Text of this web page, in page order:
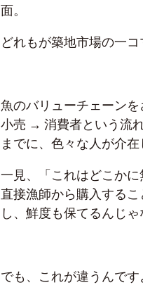
面。
どれもが築地市場の一コ
魚のバリューチェーン
小売 → 消費者という流
までに、色々な人が介在
一見、「これはどこかに
直接漁師から購入するこ
し、鮮度も保てるんじゃ
でも、これが違うんで